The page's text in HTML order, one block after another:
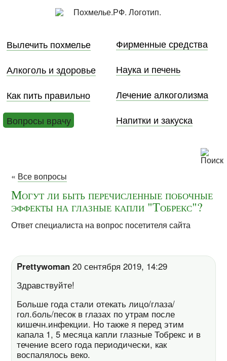
Вылечить похмелье
Фирменные средства
Алкоголь и здоровье
Наука и печень
Как пить правильно
Лечение алкоголизма
Вопросы врачу
Напитки и закуска
« Все вопросы
Могут ли быть перечисленные побочные
эффекты на глазные капли "Тобрекс"?
Ответ специалиста на вопрос посетителя сайта
Prettywoman 20 сентября 2019, 14:29
Здравствуйте!
Больше года стали отекать лицо/глаза/
гол.боль/песок в глазах по утрам после
кишечн.инфекции. Но также я перед этим
капала 1, 5 месяца капли глазные Тобрекс и в
течение всего года периодически, как
воспалялось веко.